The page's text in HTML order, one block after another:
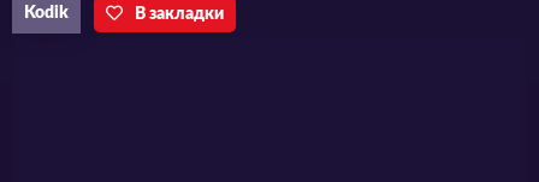
магическое искусство в совершенстве и
Kodik В закладки